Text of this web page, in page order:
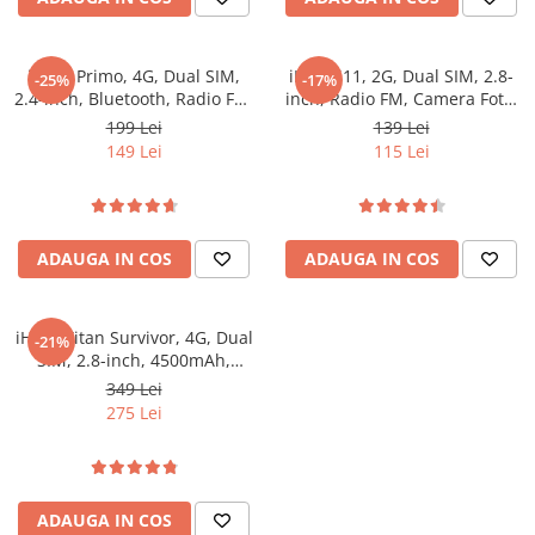
Purificatoare
Seturi de duș
Utilaje gradina
Hrănitoare Inteligente
Accesorii Litiere
Produse Ulefone
Telefoane Mobile Ulefone
Tablete Ulefone
Casti Audio Ulefone
Huse protectie Ulefone
Telefoane Mobile Doogee
-25%
iHunt Primo, 4G, Dual SIM,
2.4-inch, Bluetooth, Radio FM,
Camera Foto, Black
199 Lei
149 Lei
ADAUGA IN COS
-17%
iHunt i11, 2G, Dual SIM, 2.8-
inch, Radio FM, Camera Foto,
1500mAh, Silver
139 Lei
115 Lei
ADAUGA IN COS
-21%
iHunt Titan Survivor, 4G, Dual
SIM, 2.8-inch, 4500mAh,
Camera Foto, Buton SOS
349 Lei
275 Lei
ADAUGA IN COS